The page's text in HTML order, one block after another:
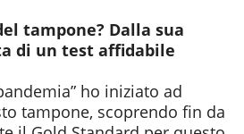
tampone? Dalla sua
di un test affidabile
ho iniziato ad
tampone, scoprendo fin da